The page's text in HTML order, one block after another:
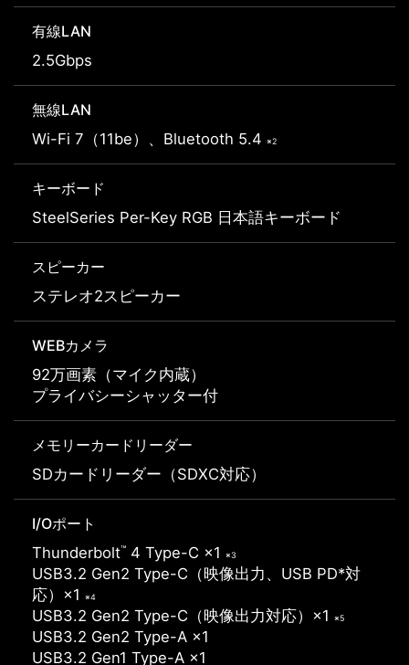
有線LAN
2.5Gbps
無線LAN
Wi-Fi 7（11be）、Bluetooth 5.4 ※2
キーボード
SteelSeries Per-Key RGB 日本語キーボード
スピーカー
ステレオ2スピーカー
WEBカメラ
92万画素（マイク内蔵）
プライバシーシャッター付
メモリーカードリーダー
SDカードリーダー（SDXC対応）
I/Oポート
Thunderbolt™ 4 Type-C ×1 ※3
USB3.2 Gen2 Type-C（映像出力、USB PD*対
応）×1
※4
USB3.2 Gen2 Type-C（映像出力対応）×1 ※5
USB3.2 Gen2 Type-A ×1
USB3.2 Gen1 Type-A ×1